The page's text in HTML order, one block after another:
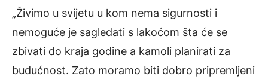
„Živimo u svijetu u kom nema sigurnosti i
nemoguće je sagledati s lakoćom šta će se
zbivati do kraja godine a kamoli planirati za
budućnost. Zato moramo biti dobro pripremljeni